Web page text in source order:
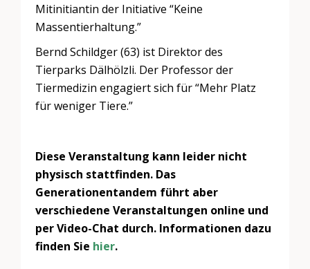
Mitinitiantin der Initiative “Keine
Massentierhaltung.”
Bernd Schildger (63) ist Direktor des
Tierparks Dälhölzli. Der Professor der
Tiermedizin engagiert sich für “Mehr Platz
für weniger Tiere.”
Diese Veranstaltung kann leider nicht
physisch stattfinden. Das
Generationentandem führt aber
verschiedene Veranstaltungen online und
per Video-Chat durch. Informationen dazu
finden Sie hier.